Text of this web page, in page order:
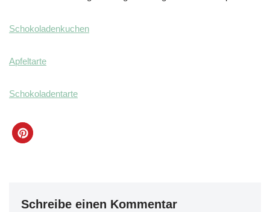
Schokoladenkuchen
Apfeltarte
Schokoladentarte
Schreibe einen Kommentar